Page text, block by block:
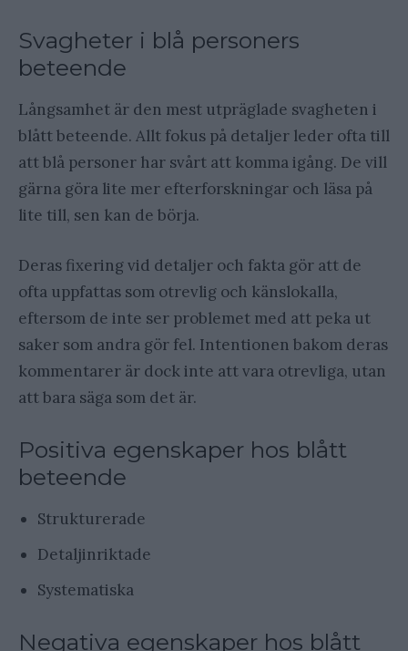
Svagheter i blå personers
beteende
Långsamhet är den mest utpräglade svagheten i
blått beteende. Allt fokus på detaljer leder ofta till
att blå personer har svårt att komma igång. De vill
gärna göra lite mer efterforskningar och läsa på
lite till, sen kan de börja.
Deras fixering vid detaljer och fakta gör att de
ofta uppfattas som otrevlig och känslokalla,
eftersom de inte ser problemet med att peka ut
saker som andra gör fel. Intentionen bakom deras
kommentarer är dock inte att vara otrevliga, utan
att bara säga som det är.
Positiva egenskaper hos blått
beteende
Strukturerade
Detaljinriktade
Systematiska
Negativa egenskaper hos blått